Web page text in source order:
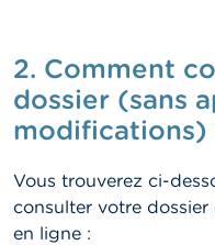
2. Comment
dossier (sans
modifications)
Vous trouverez ci-
consulter votre
en ligne :